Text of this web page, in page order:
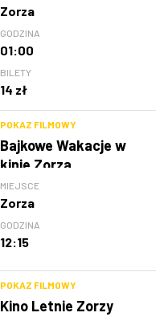
Zorza
GODZINA
01:00
BILETY
14 zł
POKAZ FILMOWY
Bajkowe Wakacje w
kinie Zorza
MIEJSCE
Zorza
GODZINA
12:15
POKAZ FILMOWY
Kino Letnie Zorzy